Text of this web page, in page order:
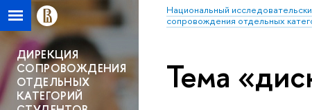
Национальный
сопровождения отдельных
ДИРЕКЦИЯ
СОПРОВОЖДЕНИЯ
ОТДЕЛЬНЫХ
КАТЕГОРИЙ
Тема